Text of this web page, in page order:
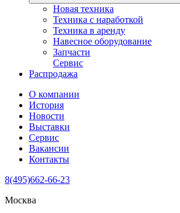
Новая техника
Техника с наработкой
Техника в аренду
Навесное оборудование
Запчасти
Сервис
Распродажа
О компании
История
Новости
Выставки
Сервис
Вакансии
Контакты
8(495)662-66-23
Москва